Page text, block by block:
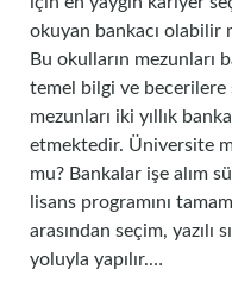
okuyan bankacı olabilir
Bu okulların mezunları
temel bilgi ve
mezunları iki yıllık
etmektedir. Üniversite
mu? Bankalar işe alım
lisans programını
arasından seçim, yazılı
yoluyla yapılır.…